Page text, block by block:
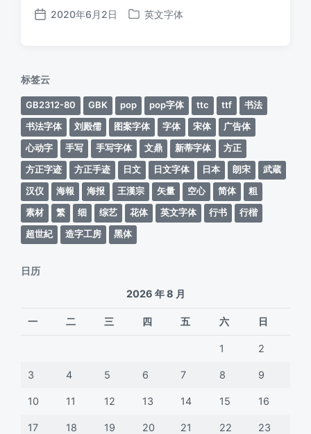
发
2020年6月2日
发
英文字体
标签云
GB2312-80 GBK pop pop字体 ttc ttf
书法
书法字体
刘殿儒 图案字体 字体 宋体
广告体
心动字
手写 手写字体 文鼎 新蒂字体
方正
方正字迹
方正手迹 日文 日文字体 日本 朗宋
武蔵
汉仪
海報 海报 王漢宗 矢量 空心 简体
粗
素材
繁 细 综艺 花体 英文字体 行书
行楷
超世紀
造字工房 黑体
日历
2026 年 8 月
一 二 三 四 五 六 日
1 2
3 4 5 6 7 8 9
10 11 12 13 14 15 16
17 18 19 20 21 22 23